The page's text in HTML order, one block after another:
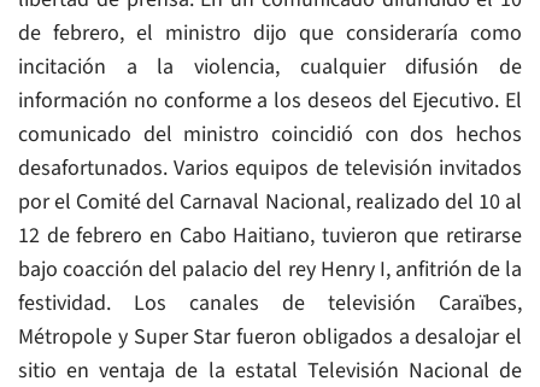
de febrero, el ministro dijo que consideraría como
incitación a la violencia, cualquier difusión de
información no conforme a los deseos del Ejecutivo. El
comunicado del ministro coincidió con dos hechos
desafortunados. Varios equipos de televisión invitados
por el Comité del Carnaval Nacional, realizado del 10 al
12 de febrero en Cabo Haitiano, tuvieron que retirarse
bajo coacción del palacio del rey Henry I, anfitrión de la
festividad. Los canales de televisión Caraïbes,
Métropole y Super Star fueron obligados a desalojar el
sitio en ventaja de la estatal Televisión Nacional de